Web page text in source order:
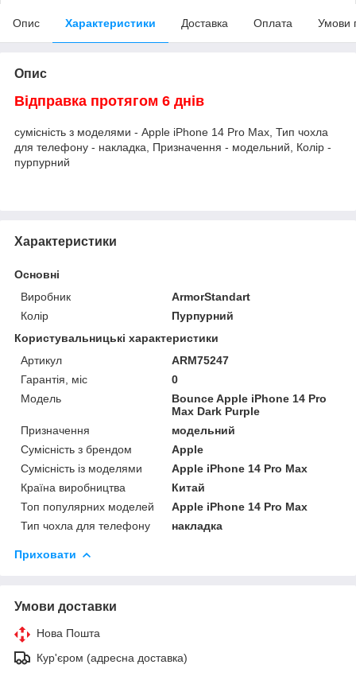
Опис Характеристики Доставка Оплата Умови
Опис
Відправка протягом 6 днів
сумісність з моделями - Apple iPhone 14 Pro Max, Тип чохла
для телефону - накладка, Призначення - модельний, Колір -
пурпурний
Характеристики
Основні
Виробник
ArmorStandart
Колір
Пурпурний
Користувальницькі характеристики
Артикул
ARM75247
Гарантія, міс
0
Мoдель
Bounce Apple iPhone 14 Pro
Max Dark Purple
Призначення
модельний
Сумісність з брендом
Apple
Сумісність із моделями
Apple iPhone 14 Pro Max
Країна виробництва
Китай
Топ популярних моделей
Apple iPhone 14 Pro Max
Тип чохла для телефону
накладка
Приховати
Умови доставки
Нова Пошта
Кур'єром (адресна доставка)